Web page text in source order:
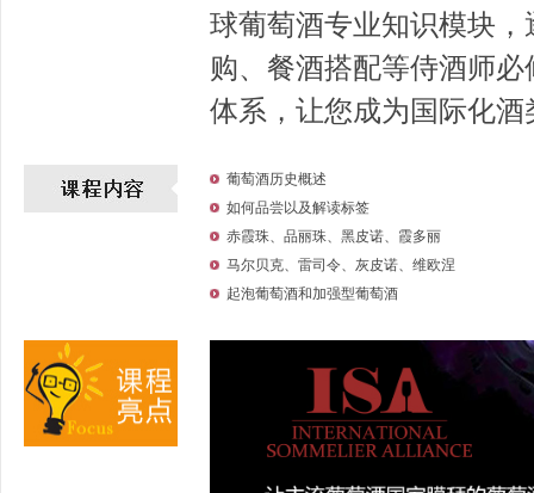
球葡萄酒专业知识模块
购、餐酒搭配等侍酒师
体系，让您成为国际化酒
葡萄酒历史概述
如何品尝以及解读标签
赤霞珠、品丽珠、黑皮诺、霞多丽
马尔贝克、雷司令、灰皮诺、维欧涅
起泡葡萄酒和加强型葡萄酒